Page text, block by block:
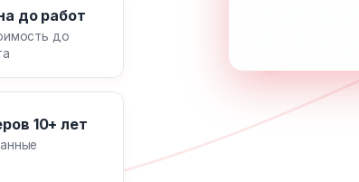
до работ
до
10+ лет